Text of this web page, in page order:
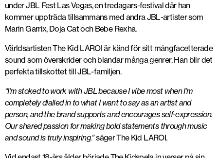
under JBL Fest Las Vegas, en tredagars-festival där han
kommer uppträda tillsammans med andra JBL-artister som
Marin Garrix, Doja Cat och Bebe Rexha.
Världsartisten The Kid LAROI är känd för sitt mångfacetterade
sound som överskrider och blandar många genrer. Han blir det
perfekta tillskottet till JBL-familjen.
“I’m stoked to work with JBL because I vibe most when I’m
completely dialled in to what I want to say as an artist and
person, and the brand supports and encourages self-expression.
Our shared passion for making bold statements through music
and sound is truly inspiring.”säger The Kid LAROI.